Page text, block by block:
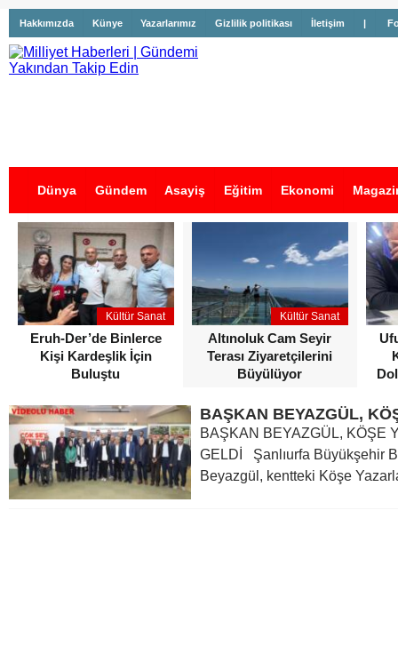
Hakkımızda Künye Yazarlarımız Gizlilik politikası İletişim |
Dünya Gündem Asayiş Eğitim Ekonomi
İş İlanları
Kültür Sanat
Eruh-Der’de Binlerce
Kişi Kardeşlik İçin
Buluştu
Kültür Sanat
Altınoluk Cam Seyir
Terası Ziyaretçilerini
Büyülüyor
BAŞKAN BEYAZGÜL, KÖŞE
GELDİ Şanlıurfa Büyükşehir
Beyazgül, kentteki Köşe